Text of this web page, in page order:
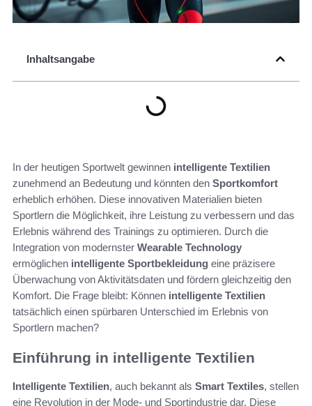
Inhaltsangabe
In der heutigen Sportwelt gewinnen intelligente Textilien
zunehmend an Bedeutung und könnten den Sportkomfort
erheblich erhöhen. Diese innovativen Materialien bieten
Sportlern die Möglichkeit, ihre Leistung zu verbessern und das
Erlebnis während des Trainings zu optimieren. Durch die
Integration von modernster Wearable Technology
ermöglichen intelligente Sportbekleidung eine präzisere
Überwachung von Aktivitätsdaten und fördern gleichzeitig den
Komfort. Die Frage bleibt: Können intelligente Textilien
tatsächlich einen spürbaren Unterschied im Erlebnis von
Sportlern machen?
Einführung in intelligente Textilien
Intelligente Textilien, auch bekannt als Smart Textiles, stellen
eine Revolution in der Mode- und Sportindustrie dar. Diese